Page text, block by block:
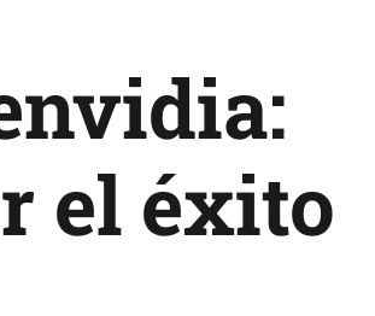
el éxito